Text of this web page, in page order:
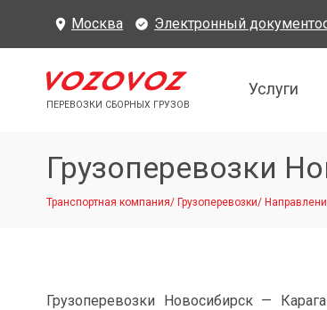
Москва Электронный
ПЕРЕВОЗКИ СБОРНЫХ ГРУЗОВ
Услуги
Грузоперевозки
Транспортная компания/ Грузоперевозки/
Грузоперевозки Новосибирск —